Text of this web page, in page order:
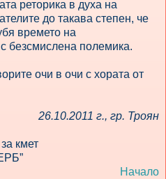
реторика в духа на
до такава степен, че
времето на
безсмислена полемика.
очи в очи с хората от
26.10.2011 г., гр. Троян
кмет
Начало